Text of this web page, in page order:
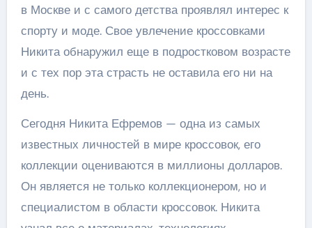
в Москве и с самого детства проявлял интерес к
спорту и моде. Свое увлечение кроссовками
Никита обнаружил еще в подростковом возрасте
и с тех пор эта страсть не оставила его ни на
день.
Сегодня Никита Ефремов — одна из самых
известных личностей в мире кроссовок, его
коллекции оцениваются в миллионы долларов.
Он является не только коллекционером, но и
специалистом в области кроссовок. Никита